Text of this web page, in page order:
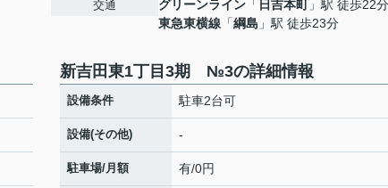
交通
グリーンライン 「 日吉本町」駅 徒歩22分
東急東横線 「綱島 」駅 徒歩23分
新吉田東1丁目3期 №3の詳細情報
設備条件 駐車2台可
設備(その他) -
駐車場/月額 有/0円